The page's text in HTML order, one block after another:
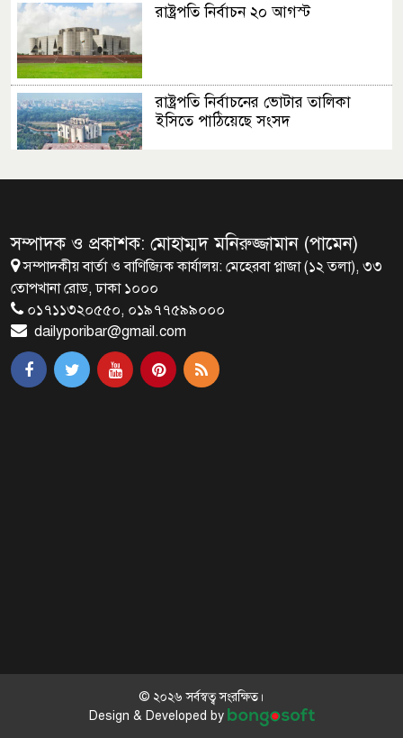
রাষ্ট্রপতি নির্বাচন ২০ আগস্ট
রাষ্ট্রপতি নির্বাচনের ভোটার তালিকা
ইসিতে পাঠিয়েছে সংসদ
ব্রাক্ষণবাড়িয়ায় বইপড়া কর্মসূচীর
শুভসূচনা
মালয়েশিয়ায় মারামারি করে তিন
বাংলাদেশি নিহত
প্রধানমন্ত্রীর সঙ্গে দক্ষিণ কোরিয়ার
সম্পাদক ও প্রকাশক: মোহাম্মদ মনিরুজ্জামান (পামেন)
সম্পাদকীয় বার্তা ও বাণিজ্যিক কার্যালয়: মেহেরবা প্লাজা (১২ তলা), ৩৩
তোপখানা রোড, ঢাকা ১০০০
০১৭১১৩২০৫৫০, ০১৯৭৭৫৯৯০০০
dailyporibar@gmail.com
© ২০২৬ সর্বস্বত্ব সংরক্ষিত।
Design & Developed by